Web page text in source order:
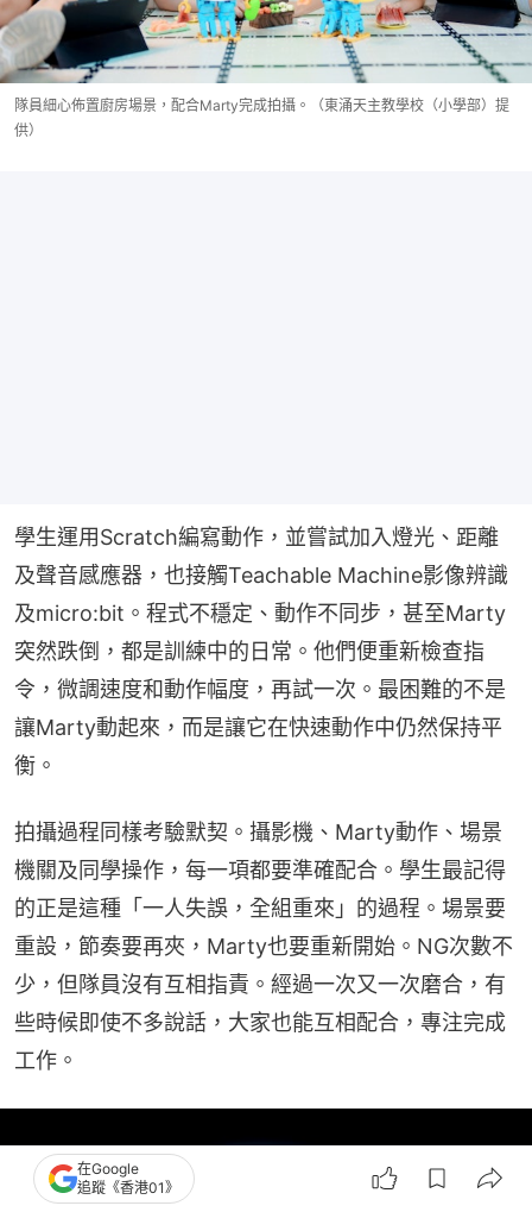
隊員細心佈置廚房場景，配合Marty完成拍攝。（東涌天主教學校（小學部）提
供）
學生運用Scratch編寫動作，並嘗試加入燈光、距離
及聲音感應器，也接觸Teachable Machine影像辨識
及micro:bit。程式不穩定、動作不同步，甚至Marty
突然跌倒，都是訓練中的日常。他們便重新檢查指
令，微調速度和動作幅度，再試一次。最困難的不是
讓Marty動起來，而是讓它在快速動作中仍然保持平
衡。
拍攝過程同樣考驗默契。攝影機、Marty動作、場景
機關及同學操作，每一項都要準確配合。學生最記得
的正是這種「一人失誤，全組重來」的過程。場景要
重設，節奏要再夾，Marty也要重新開始。NG次數不
少，但隊員沒有互相指責。經過一次又一次磨合，有
些時候即使不多說話，大家也能互相配合，專注完成
工作。
在Google
追蹤《香港01》